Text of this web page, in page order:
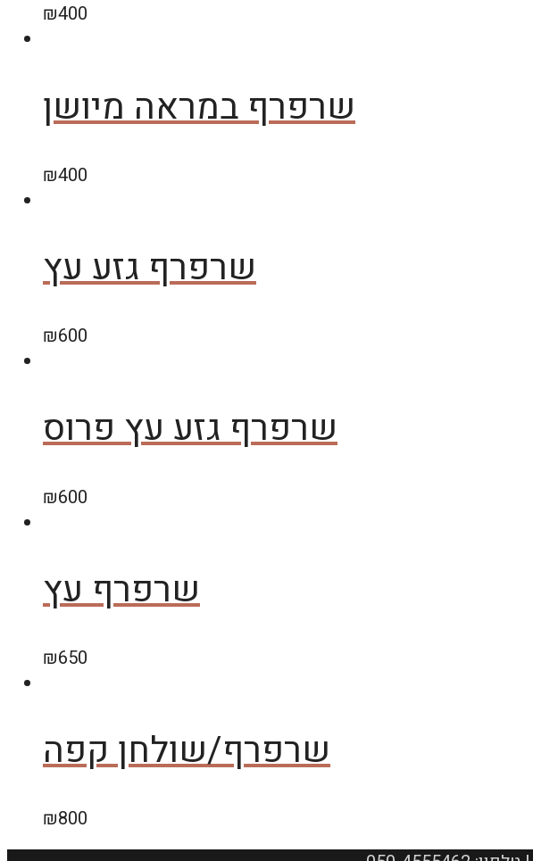
₪400
שרפרף במראה מיושן
₪400
שרפרף גזע עץ
₪600
שרפרף גזע עץ פרוס
₪600
שרפרף עץ
₪650
שרפרף/שולחן קפה
₪800